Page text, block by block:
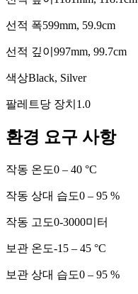
선적 폭599mm, 59.9cm
선적 깊이 997mm, 99.7cm
색상Black, Silver
팔레트당 장치 1.0
환경 요구 사항
작동 온도0 – 40 °C
작동 상대 습도0 – 95 %
작동 고도0-3000미터
보관 온도-15 – 45 °C
보관 상대 습도0 – 95 %